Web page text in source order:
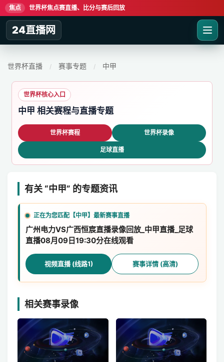
焦点 世界杯焦点赛直播、比分与赛后回放
24直播网
世界杯直播 / 赛事专题 / 中甲
世界杯核心入口
中甲 相关赛程与直播专题
世界杯赛程 世界杯录像
足球直播
有关 “中甲” 的专题资讯
正在为您匹配【中甲】最新赛事直播
广州电力VS广西恒宸直播录像回放_中甲直播_足球
直播08月09日19:30分在线观看
视频直播 (线路1) 赛事详情 (高清)
相关赛事录像